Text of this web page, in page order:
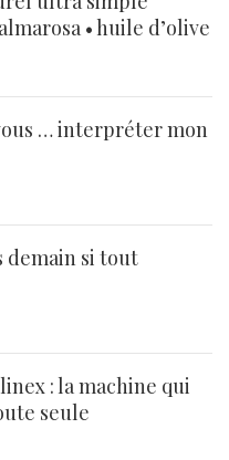
• huile d’olive
… interpréter mon
demain si tout
: la machine qui
seule